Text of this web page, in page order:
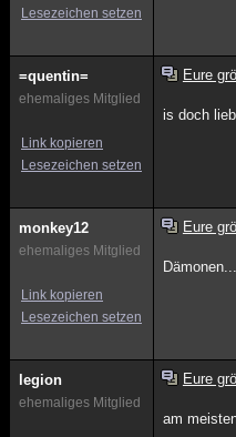
Lesezeichen setzen
=quentin=
ehemaliges Mitglied
Link kopieren
Lesezeichen setzen
Eure
is doch
monkey12
ehemaliges Mitglied
Link kopieren
Lesezeichen setzen
Eure
Dämonen...
legion
ehemaliges Mitglied
Eure
am